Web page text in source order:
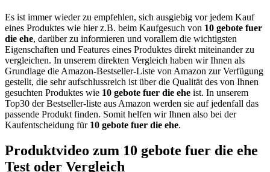
Es ist immer wieder zu empfehlen, sich ausgiebig vor jedem Kauf
eines Produktes wie hier z.B. beim Kaufgesuch von 10 gebote fuer
die ehe, darüber zu informieren und vorallem die wichtigsten
Eigenschaften und Features eines Produktes direkt miteinander zu
vergleichen. In unserem direkten Vergleich haben wir Ihnen als
Grundlage die Amazon-Bestseller-Liste von Amazon zur Verfügung
gestellt, die sehr aufschlussreich ist über die Qualität des von Ihnen
gesuchten Produktes wie 10 gebote fuer die ehe ist. In unserem
Top30 der Bestseller-liste aus Amazon werden sie auf jedenfall das
passende Produkt finden. Somit helfen wir Ihnen also bei der
Kaufentscheidung für 10 gebote fuer die ehe.
Produktvideo zum 10 gebote fuer die ehe
Test oder Vergleich